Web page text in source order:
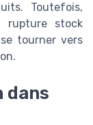
. Toutefois,
rupture stock
tourner vers
.
dans